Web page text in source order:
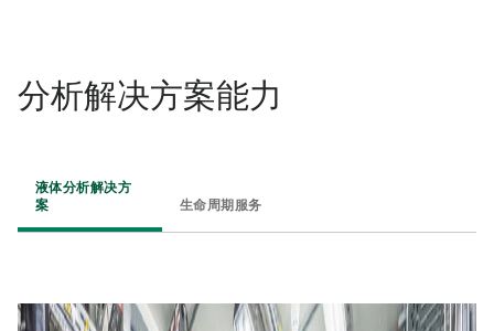
分析解决方案能力 ​
液体分析解决方
案 ​
生命周期服务 ​